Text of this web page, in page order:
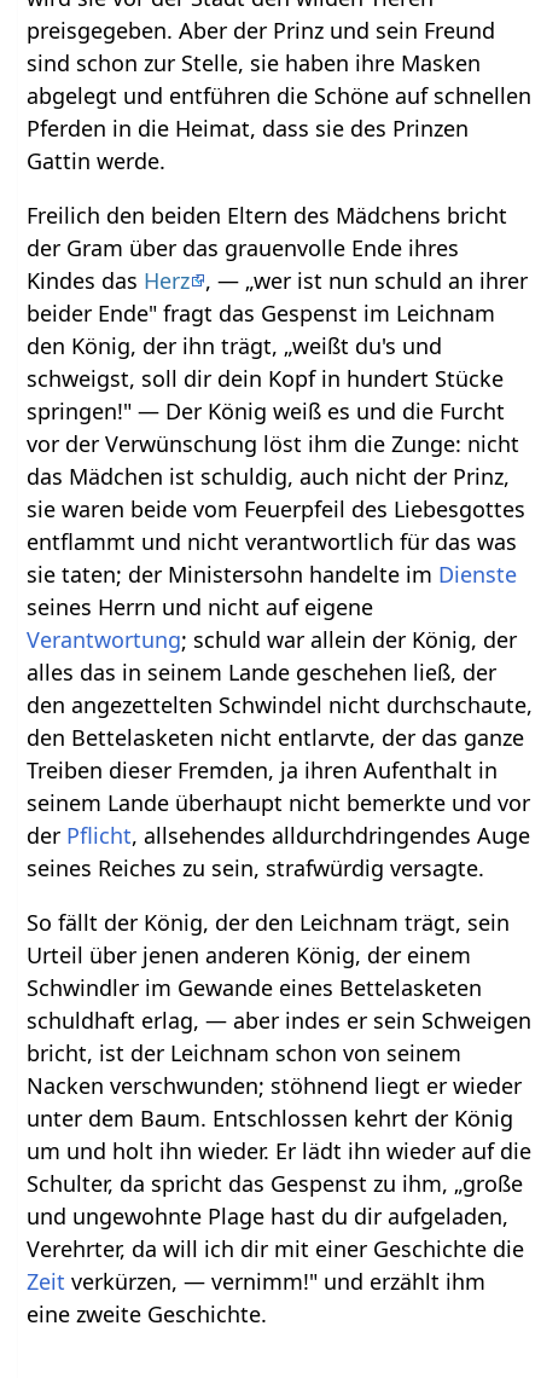
preisgegeben. Aber der Prinz und sein Freund
sind schon zur Stelle, sie haben ihre Masken
abgelegt und entführen die Schöne auf schnellen
Pferden in die Heimat, dass sie des Prinzen
Gattin werde.
Freilich den beiden Eltern des Mädchens bricht
der Gram über das grauenvolle Ende ihres
Kindes das Herz , — „wer ist nun schuld an ihrer
beider Ende" fragt das Gespenst im Leichnam
den König, der ihn trägt, „weißt du's und
schweigst, soll dir dein Kopf in hundert Stücke
springen!" — Der König weiß es und die Furcht
vor der Verwünschung löst ihm die Zunge: nicht
das Mädchen ist schuldig, auch nicht der Prinz,
sie waren beide vom Feuerpfeil des Liebesgottes
entflammt und nicht verantwortlich für das was
sie taten; der Ministersohn handelte im Dienste
seines Herrn und nicht auf eigene
Verantwortung; schuld war allein der König, der
alles das in seinem Lande geschehen ließ, der
den angezettelten Schwindel nicht durchschaute,
den Bettelasketen nicht entlarvte, der das ganze
Treiben dieser Fremden, ja ihren Aufenthalt in
seinem Lande überhaupt nicht bemerkte und vor
der Pflicht, allsehendes alldurchdringendes Auge
seines Reiches zu sein, strafwürdig versagte.
So fällt der König, der den Leichnam trägt, sein
Urteil über jenen anderen König, der einem
Schwindler im Gewande eines Bettelasketen
schuldhaft erlag, — aber indes er sein Schweigen
bricht, ist der Leichnam schon von seinem
Nacken verschwunden; stöhnend liegt er wieder
unter dem Baum. Entschlossen kehrt der König
um und holt ihn wieder. Er lädt ihn wieder auf die
Schulter, da spricht das Gespenst zu ihm, „große
und ungewohnte Plage hast du dir aufgeladen,
Verehrter, da will ich dir mit einer Geschichte die
Zeit verkürzen, — vernimm!" und erzählt ihm
eine zweite Geschichte.